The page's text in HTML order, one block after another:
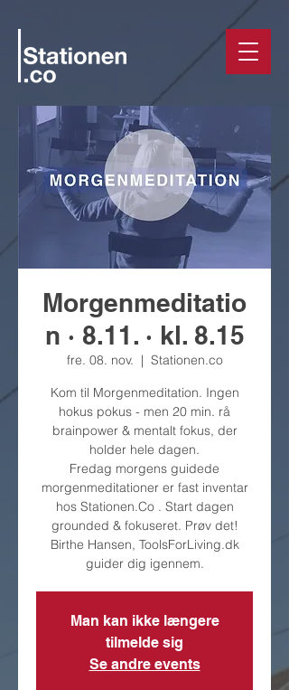
Morgenmeditatio
n · 8.11. · kl. 8.15
fre. 08. nov.
  |
Stationen.co
Kom til Morgenmeditation. Ingen
hokus pokus - men 20 min. rå
brainpower & mentalt fokus, der
holder hele dagen.
Fredag morgens guidede
morgenmeditationer er fast inventar
hos Stationen.Co . Start dagen
grounded & fokuseret. Prøv det!
Birthe Hansen, ToolsForLiving.dk
guider dig igennem.
Man kan ikke længere
tilmelde sig
Se andre events